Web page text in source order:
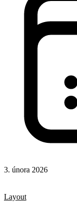
3. února 2026
Layout